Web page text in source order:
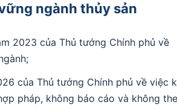
ngành thủy sản
2023 của Thủ tướng Chính phủ về
của Thủ tướng Chính phủ về việc
pháp, không báo cáo và không